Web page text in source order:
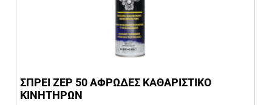
ΣΠΡΕΙ ZEP 50 ΑΦΡΩΔΕΣ ΚΑΘΑΡΙΣΤΙΚΟ
ΚΙΝΗΤΗΡΩΝ